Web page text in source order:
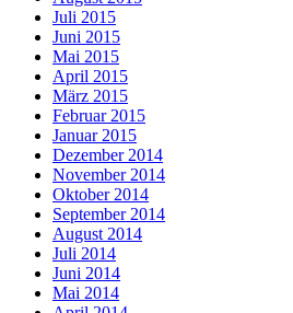
Juli 2015
Juni 2015
Mai 2015
April 2015
März 2015
Februar 2015
Januar 2015
Dezember 2014
November 2014
Oktober 2014
September 2014
August 2014
Juli 2014
Juni 2014
Mai 2014